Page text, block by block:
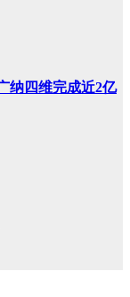
纳四维完成近2亿